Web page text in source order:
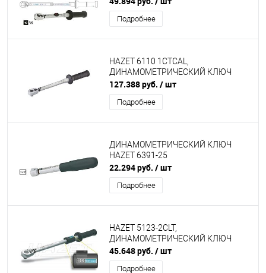
Подробнее
HAZET 6110 1CTCAL,
ДИНАМОМЕТРИЧЕСКИЙ КЛЮЧ
127.388 руб. / шт
Подробнее
ДИНАМОМЕТРИЧЕСКИЙ КЛЮЧ
HAZET 6391-25
22.294 руб. / шт
Подробнее
HAZET 5123-2CLT,
ДИНАМОМЕТРИЧЕСКИЙ КЛЮЧ
45.648 руб. / шт
Подробнее